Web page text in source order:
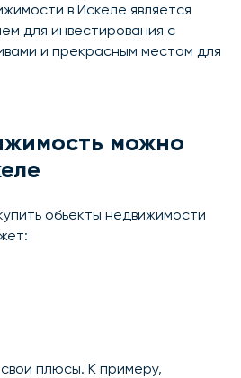
в Искеле является
для инвестирования с
и прекрасным местом для
можно
обьекты недвижимости
плюсы. К примеру,